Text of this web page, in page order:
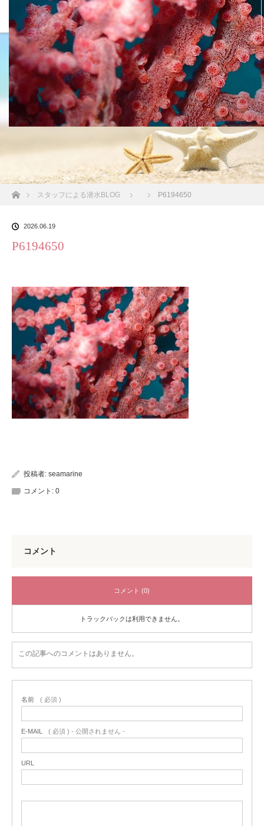
沖縄の海 BLOG
ホームスタッフによる潜水BLOG P6194650
2026.06.19
P6194650
投稿者: seamarine
コメント: 0
コメント
コメント (0)
トラックバックは利用できません。
この記事へのコメントはありません。
名前 ( 必須 )
E-MAIL ( 必須 ) - 公開されません -
URL